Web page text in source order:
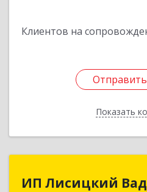
Клиентов на
Отправить
Показать
Отправить
ИП Лисицкий
ИП Лисицкий